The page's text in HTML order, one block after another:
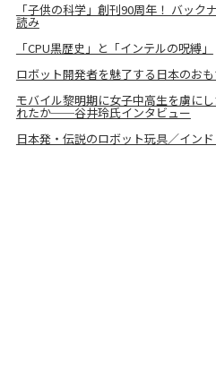
「子供の科学」創刊90周年！ バック
読み
「CPU黒歴史」と「インテルの呪縛」
ロボット開発者を魅了する日本のお
モバイル黎明期に女子中高生を虜に
れたか──谷井玲氏インタビュー
日本発・伝説のロボット玩具／イン